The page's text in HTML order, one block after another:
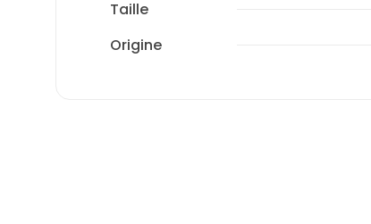
Taille
Origine